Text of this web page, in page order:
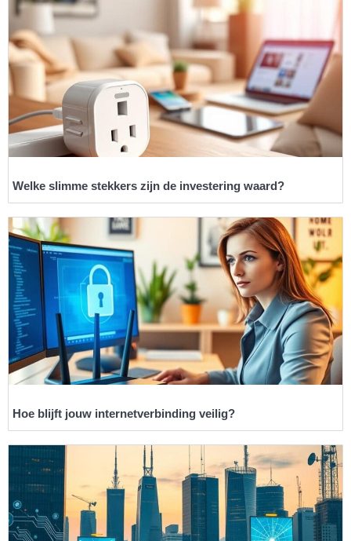
Welke slimme stekkers zijn de investering waard?
Hoe blijft jouw internetverbinding veilig?